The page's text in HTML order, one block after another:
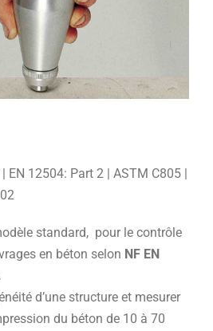
EN 12504: Part 2 | ASTM C805 |
standard, pour le contrôle
en béton selon NF EN
d’une structure et mesurer
du béton de 10 à 70